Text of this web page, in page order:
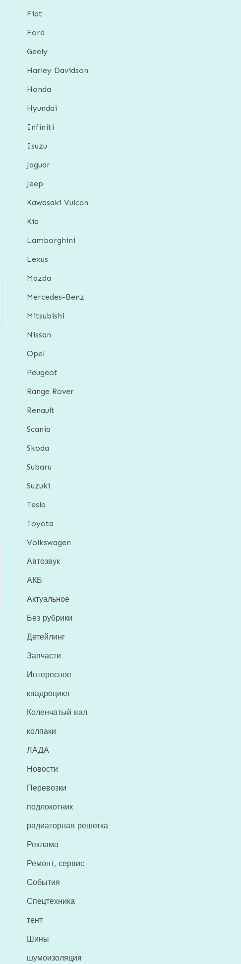
Fiat
Ford
Geely
Harley Davidson
Honda
Hyundai
Infiniti
Isuzu
Jaguar
Jeep
Kawasaki Vulcan
Kia
Lamborghini
Lexus
Mazda
Mercedes-Benz
Mitsubishi
Nissan
Opel
Peugeot
Range Rover
Renault
Scania
Skoda
Subaru
Suzuki
Tesla
Toyota
Volkswagen
Автозвук
АКБ
Актуальное
Без рубрики
Детейлинг
Запчасти
Интересное
квадроцикл
Коленчатый вал
колпаки
ЛАДА
Новости
Перевозки
подлокотник
радиаторная решетка
Реклама
Ремонт, сервис
События
Спецтехника
тент
Шины
шумоизоляция